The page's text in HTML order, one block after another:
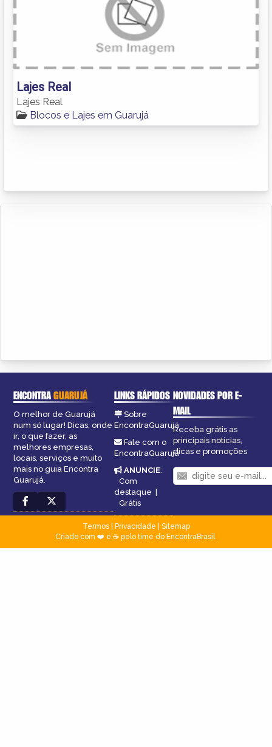
Lajes Real
Lajes Real
Blocos e Lajes em Guarujá
ENCONTRAGUARUJÁ
O melhor de Guarujá
num só lugar! Dicas, onde
ir, o que fazer, as
melhores empresas,
locais, serviços e muito
mais no guia Encontra
Guarujá.
LINKS RÁPIDOS
Sobre
EncontraGuarujá
Fale com o
EncontraGuarujá
ANUNCIE:
Com
destaque |
Grátis
NOVIDADES POR E-
MAIL
Receba grátis as
principais notícias,
dicas e promoções
Termos| Privacidade
Sitemap
Criado com ❤️ e ☕ pelo time do EncontraBrasil